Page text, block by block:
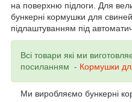
на поверхню підлоги. Для
бункерні кормушки для
підлаштуванням під
Всі товари які ми
посиланням - Кормушки
Ми виробляємо бункерні